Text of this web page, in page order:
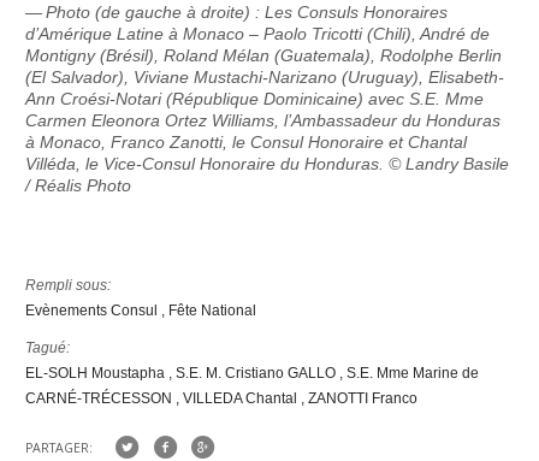
Photo (de gauche à droite) : Les Consuls Honoraires
d’Amérique Latine à Monaco – Paolo Tricotti (Chili), André de
Montigny (Brésil), Roland Mélan (Guatemala), Rodolphe Berlin
(El Salvador), Viviane Mustachi-Narizano (Uruguay), Elisabeth-
Ann Croési-Notari (République Dominicaine) avec S.E. Mme
Carmen Eleonora Ortez Williams, l’Ambassadeur du Honduras
à Monaco, Franco Zanotti, le Consul Honoraire et Chantal
Villéda, le Vice-Consul Honoraire du Honduras. © Landry Basile
/ Réalis Photo
Rempli sous:
Evènements Consul
Fête National
Tagué:
EL-SOLH Moustapha
S.E. M. Cristiano GALLO
S.E. Mme Marine de
CARNÉ-TRÉCESSON
VILLEDA Chantal ZANOTTI Franco
PARTAGER: